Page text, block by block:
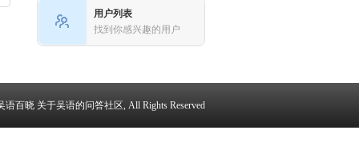
用户列表
找到你感兴趣的用户
语百晓 关于吴语的问答社区, All Rights Reserved